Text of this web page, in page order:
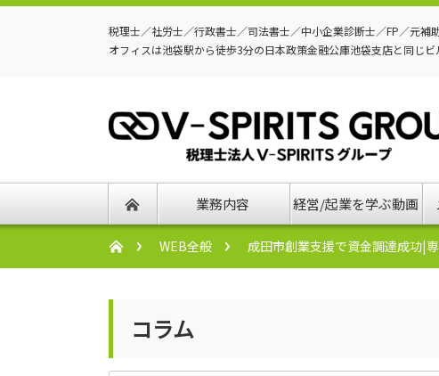
税理士／社労士／行政書士／司法書士／中小企業診断士／FP／元
オフィスは池袋駅から徒歩3分の日本政策金融公庫池袋支店と同じ
業務内容 経営/起業を学ぶ動画
WEB全般 成田市創業支援で資金調達成功|
コラム